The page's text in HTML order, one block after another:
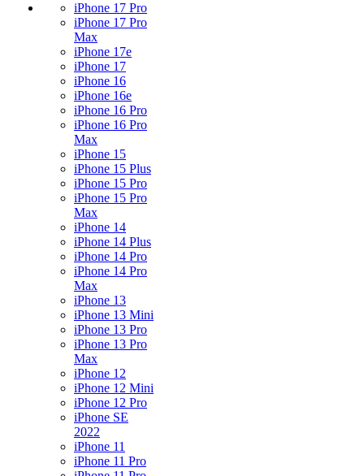
iPhone 17 Pro
iPhone 17 Pro
Max
iPhone 17e
iPhone 17
iPhone 16
iPhone 16e
iPhone 16 Pro
iPhone 16 Pro
Max
iPhone 15
iPhone 15 Plus
iPhone 15 Pro
iPhone 15 Pro
Max
iPhone 14
iPhone 14 Plus
iPhone 14 Pro
iPhone 14 Pro
Max
iPhone 13
iPhone 13 Mini
iPhone 13 Pro
iPhone 13 Pro
Max
iPhone 12
iPhone 12 Mini
iPhone 12 Pro
iPhone SE
2022
iPhone 11
iPhone 11 Pro